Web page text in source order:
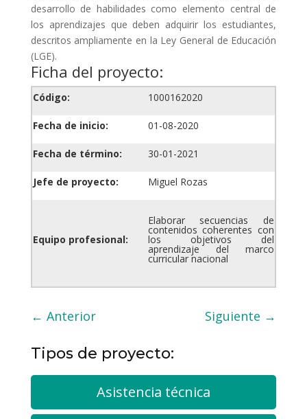
desarrollo de habilidades como elemento central de
los aprendizajes que deben adquirir los estudiantes,
descritos ampliamente en la Ley General de Educación
(LGE).
Ficha del proyecto:
Código: 1000162020
Fecha de inicio: 01-08-2020
Fecha de término: 30-01-2021
Jefe de proyecto: Miguel Rozas
Equipo profesional:
Elaborar secuencias de
contenidos coherentes con
los objetivos del
aprendizaje del marco
curricular nacional
← Anterior Siguiente →
Tipos de proyecto:
Asistencia técnica